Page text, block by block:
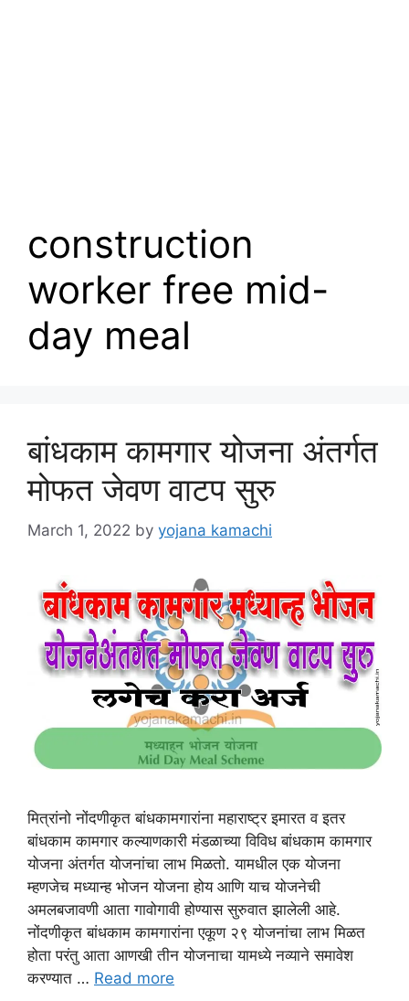
construction
worker free mid-
day meal
बांधकाम कामगार योजना अंतर्गत
मोफत जेवण वाटप सुरु
March 1, 2022 by yojana kamachi
मित्रांनो नोंदणीकृत बांधकामगारांना महाराष्ट्र इमारत व इतर
बांधकाम कामगार कल्याणकारी मंडळाच्या विविध बांधकाम कामगार
योजना अंतर्गत योजनांचा लाभ मिळतो. यामधील एक योजना
म्हणजेच मध्यान्ह भोजन योजना होय आणि याच योजनेची
अमलबजावणी आता गावोगावी होण्यास सुरुवात झालेली आहे.
नोंदणीकृत बांधकाम कामगारांना एकूण २९ योजनांचा लाभ मिळत
होता परंतु आता आणखी तीन योजनाचा यामध्ये नव्याने समावेश
करण्यात … Read more